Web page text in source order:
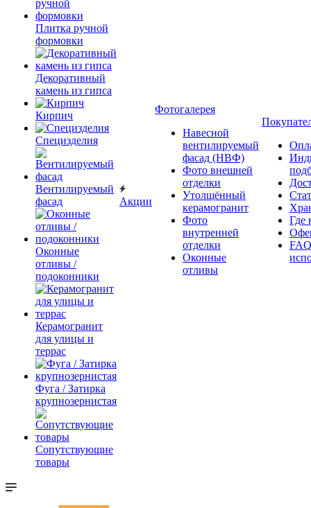
Плитка ручной
формовки
Декоративный
камень из гипса
Кирпич
Специзделия
Вентилируемый
фасад
Оконные
отливы /
подоконники
Керамогранит
для улицы и
террас
Фуга / Затирка
крупнозернистая
Сопутствующие
товары
Акции
Фотогалерея
Навесной
вентилируемый
фасад (НВФ)
Фото внешней
отделки
Утолщённый
керамогранит
Фото
внутренней
отделки
Оконные
отливы
Где